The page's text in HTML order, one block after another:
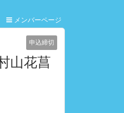
メンバーページ
申込締切
山花菖